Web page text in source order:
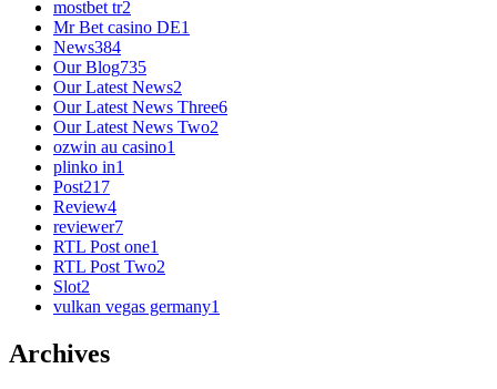
mostbet tr2
Mr Bet casino DE1
News384
Our Blog735
Our Latest News2
Our Latest News Three6
Our Latest News Two2
ozwin au casino1
plinko in1
Post217
Review4
reviewer7
RTL Post one1
RTL Post Two2
Slot2
vulkan vegas germany1
Archives